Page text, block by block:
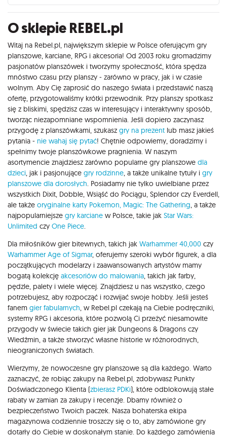
O sklepie REBEL.pl
Witaj na Rebel.pl, największym sklepie w Polsce oferującym gry
planszowe, karciane, RPG i akcesoria! Od 2003 roku gromadzimy
pasjonatów planszówek i tworzymy społeczność, która spędza
mnóstwo czasu przy planszy - zarówno w pracy, jak i w czasie
wolnym. Aby Cię zaprosić do naszego świata i przedstawić naszą
ofertę, przygotowaliśmy krótki przewodnik. Przy planszy spotkasz
się z bliskimi, spędzisz czas w interesujący i interaktywny sposób,
tworząc niezapomniane wspomnienia. Jeśli dopiero zaczynasz
przygodę z planszówkami, szukasz gry na prezent lub masz jakieś
pytania - nie wahaj się pytać! Chętnie odpowiemy, doradzimy i
spełnimy twoje planszówkowe pragnienia. W naszym
asortymencie znajdziesz zarówno popularne gry planszowe dla
dzieci, jak i pasjonujące gry rodzinne, a także unikalne tytuły i gry
planszowe dla dorosłych. Posiadamy nie tylko uwielbiane przez
wszystkich Dixit, Dobble, Wsiąść do Pociągu, Splendor czy Everdell,
ale także oryginalne karty Pokemon, Magic: The Gathering, a także
najpopularniejsze gry karciane w Polsce, takie jak Star Wars:
Unlimited czy One Piece.
Dla miłośników gier bitewnych, takich jak Warhammer 40,000 czy
Warhammer Age of Sigmar, oferujemy szeroki wybór figurek, a dla
początkujących modelarzy i zaawansowanych artystów mamy
bogatą kolekcję akcesoriów do malowania, takich jak farby,
pędzle, palety i wiele więcej. Znajdziesz u nas wszystko, czego
potrzebujesz, aby rozpocząć i rozwijać swoje hobby. Jeśli jesteś
fanem gier fabularnych, w Rebel.pl czekają na Ciebie podręczniki,
systemy RPG i akcesoria, które pozwolą Ci przeżyć niesamowite
przygody w świecie takich gier jak Dungeons & Dragons czy
Wiedźmin, a także stworzyć własne historie w różnorodnych,
nieograniczonych światach.
Wierzymy, że nowoczesne gry planszowe są dla każdego. Warto
zaznaczyć, że robiąc zakupy na Rebel.pl, zdobywasz Punkty
Doświadczonego Klienta (zbierasz PDKi), które odblokowują stałe
rabaty w zamian za zakupy i recenzje. Dbamy również o
bezpieczeństwo Twoich paczek. Nasza bohaterska ekipa
magazynowa codziennie troszczy się o to, aby zamówione gry
dotarły do Ciebie w doskonałym stanie. Do każdego zamówienia